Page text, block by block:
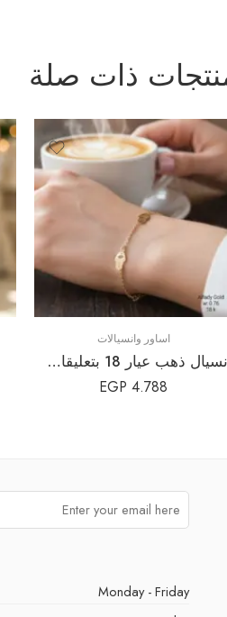
ذات صلة
اساور وانسيالات
انسيال ذهب عيار 18 بتعليقات “خمسة وخميسة” مزدوجة | سوار حماية وناعم
4.788
EGP
Monday - Friday